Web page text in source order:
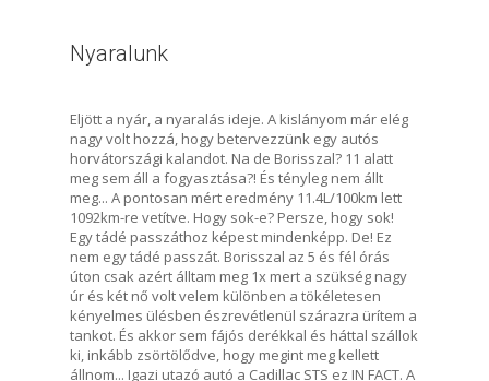
Nyaralunk
Eljött a nyár, a nyaralás ideje. A kislányom már elég
nagy volt hozzá, hogy betervezzünk egy autós
horvátországi kalandot. Na de Borisszal? 11 alatt
meg sem áll a fogyasztása?! És tényleg nem állt
meg... A pontosan mért eredmény 11.4L/100km lett
1092km-re vetítve. Hogy sok-e? Persze, hogy sok!
Egy tádé passzáthoz képest mindenképp. De! Ez
nem egy tádé passzát. Borisszal az 5 és fél órás
úton csak azért álltam meg 1x mert a szükség nagy
úr és két nő volt velem különben a tökéletesen
kényelmes ülésben észrevétlenül szárazra ürítem a
tankot. És akkor sem fájós derékkal és háttal szállok
ki, inkább zsörtölődve, hogy megint meg kellett
állnom... Igazi utazó autó a Cadillac STS ez IN FACT. A